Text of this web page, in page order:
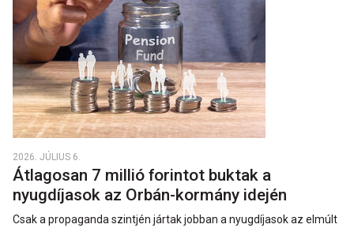
2026. JÚLIUS 6.
Átlagosan 7 millió forintot buktak a
nyugdíjasok az Orbán-kormány idején
Csak a propaganda szintjén jártak jobban a nyugdíjasok az elmúlt